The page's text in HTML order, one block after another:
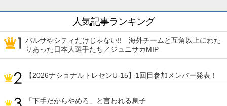
人気記事ランキング
バルサやシティだけじゃない!! 海外チームと互角以上にわた
りあった日本人選手たち／ジュニサカMIP
【2026ナショナルトレセンU-15】1回目参加メンバー発表！
「下手だからやめろ」と言われる息子